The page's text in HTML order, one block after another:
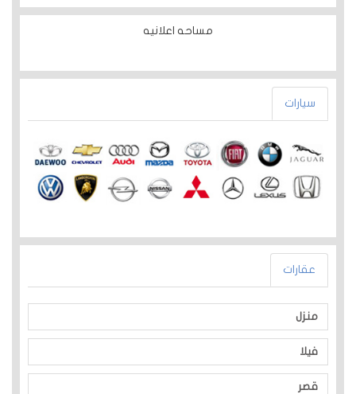
مساحه اعلانيه
سيارات
عقارات
منزل
فيلا
قصر